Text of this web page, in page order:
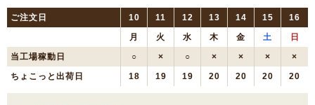
ご注文日 10 11 12 13 14 15
16
月
火 水 木 金 土
日
当工場稼動日
○ × ○ × × ×
×
ちょこっと出荷日
18 19 19 20 20 20 20